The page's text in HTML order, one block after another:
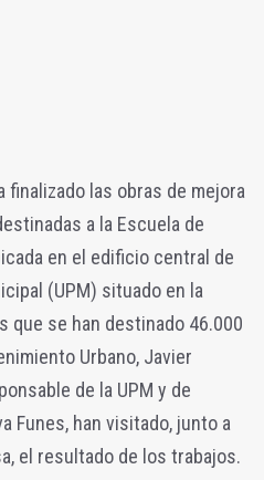
finalizado las obras de mejora
a la Escuela de
en el edificio central de
(UPM) situado en la
que se han destinado 46.000
Urbano, Javier
de la UPM y de
Funes, han visitado, junto a
el resultado de los trabajos.